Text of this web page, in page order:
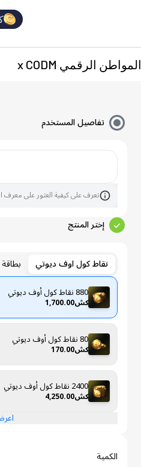
المواطن الرقمي x CODM
تفاصيل المستخدم
تعرف على كيفية العثور على
إختر المنتج
نقاط كول اوف ديوتي
880 نقاط كول أوف ديوتي
كش1,700.00
80 نقاط كول أوف ديوتي
كش170.00
2400 نقاط كول أوف ديوتي
كش4,250.00
الكمية